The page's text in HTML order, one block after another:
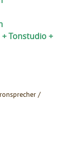
Tonstudio +
/